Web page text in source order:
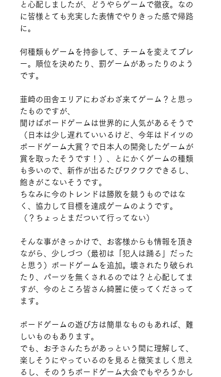
と心配しましたが、どうやらゲームで徹夜。なの
に皆様とても充実した表情でやりきった感で帰路
に。
何種類もゲームを持参して、チームを変えてプレ
ー。順位を決めたり、罰ゲームがあったりのよう
です。
韮崎の田舎エリアにわざわざ来てゲーム？と思っ
たものですが、
聞けばボードゲームは世界的に人気があるそうで
（日本は少し遅れていいるけど、今年はドイツの
ボードゲーム大賞？で日本人の開発したゲームが
賞を取ったそうです！）、とにかくゲームの種類
も多いので、新作が出るたびワクワクできるし、
飽きがこないそうです。
ちなみに今のトレンドは勝敗を競うものではな
く、協力して目標を達成ゲームのようです。
（？ちょっとまだついて行ってない）
そんな事がきっかけで、お客様からも情報を頂き
ながら、少しづつ（最初は「犯人は踊る」だった
と思う）ボードゲームを追加。壊されたり破られ
たり、パーツを無くされるのでは？と心配してま
すが、今のところ皆さん綺麗に使ってくださって
ます。
ボードゲームの遊び方は簡単なものもあれば、難
しいものもあります。
でも、お子さんたちがあっという間に理解して、
楽しそうにやっているのを見ると微笑ましく思え
るし、そのうちボードゲーム大会でもやろうかし